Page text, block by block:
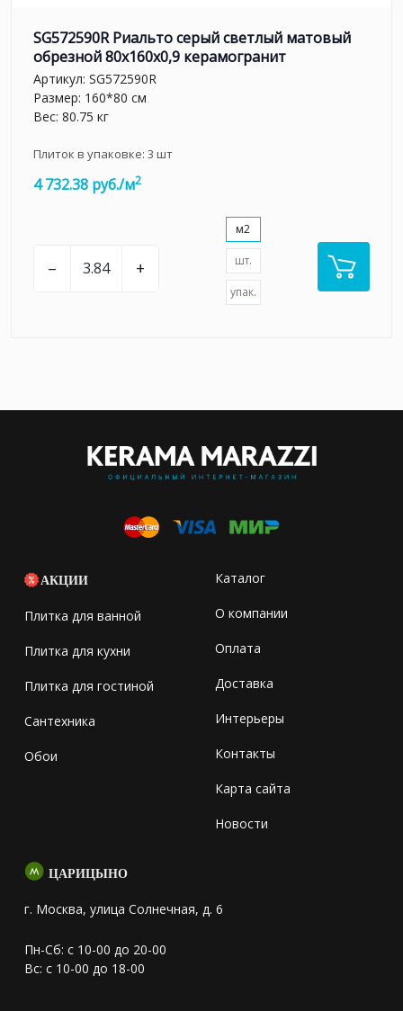
SG572590R Риальто серый светлый матовый
обрезной 80x160x0,9 керамогранит
Артикул: SG572590R
Размер: 160*80 см
Вес: 80.75 кг
Плиток в упаковке: 3 шт
4 732.38 руб./м2
– +
м2
шт.
упак.
АКЦИИ
Плитка для ванной
Плитка для кухни
Плитка для гостиной
Сантехника
Обои
Каталог
О компании
Оплата
Доставка
Интерьеры
Контакты
Карта сайта
Новости
ЦАРИЦЫНО
г. Москва, улица Солнечная, д. 6
Пн-Сб: с 10-00 до 20-00
Вс: с 10-00 до 18-00